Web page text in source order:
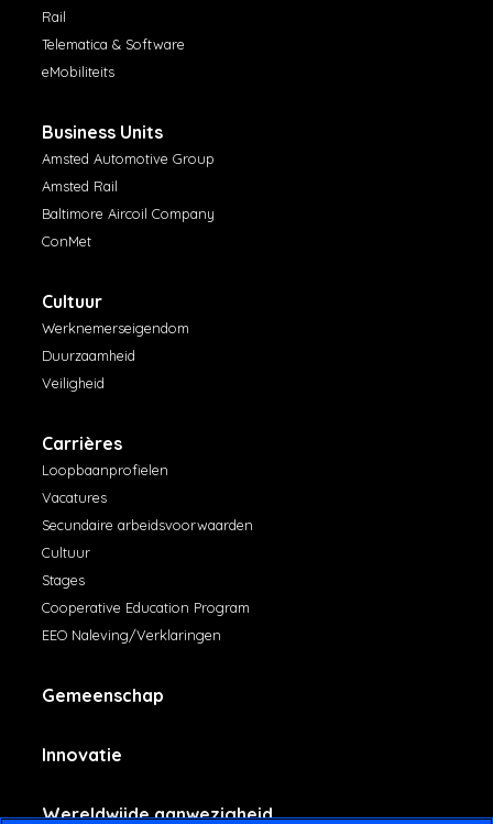
Rail
Telematica & Software
eMobiliteits
Business Units
Amsted Automotive Group
Amsted Rail
Baltimore Aircoil Company
ConMet
Cultuur
Werknemerseigendom
Duurzaamheid
Veiligheid
Carrières
Loopbaanprofielen
Vacatures
Secundaire arbeidsvoorwaarden
Cultuur
Stages
Cooperative Education Program
EEO Naleving/Verklaringen
Gemeenschap
Innovatie
Wereldwijde aanwezigheid